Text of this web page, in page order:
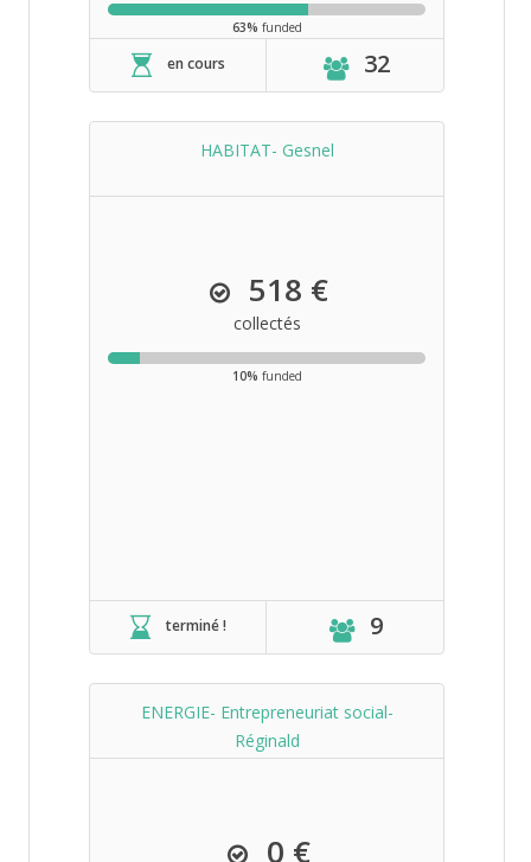
63% funded
en cours 32
HABITAT- Gesnel
518 €
collectés
10% funded
terminé ! 9
ENERGIE- Entrepreneuriat social-
Réginald
0 €